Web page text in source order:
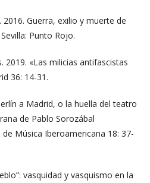
2016. Guerra, exilio y muerte de
Punto Rojo.
2019. «Las milicias antifascistas
36: 14-31.
a Madrid, o la huella del teatro
de Pablo Sorozábal
Música Iberoamericana 18: 37-
vasquidad y vasquismo en la